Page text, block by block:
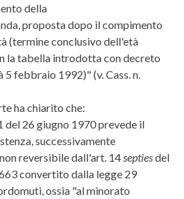
della
proposta dopo il compimento
(termine conclusivo dell'età
la tabella introdotta con decreto
febbraio 1992)" (v. Cass. n.
ha chiarito che:
del 26 giugno 1970 prevede il
successivamente
reversibile dall'art. 14septiesdel
convertito dalla legge 29
ossia "al minorato